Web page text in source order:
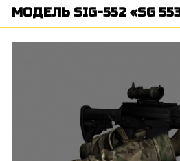
МОДЕЛЬ SIG-552 «SG